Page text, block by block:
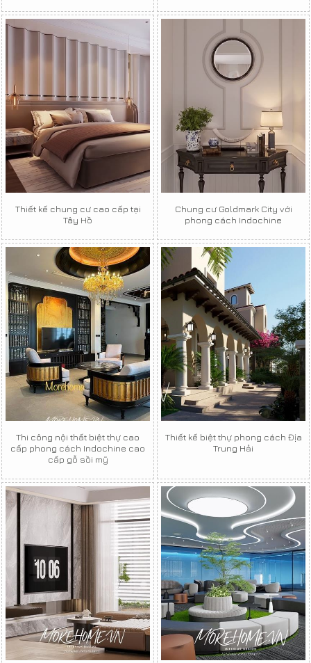
Thiết kế chung cư cao cấp tại
Tây Hồ
Chung cư Goldmark City với
phong cách Indochine
Thi công nội thất biệt thự cao
cấp phong cách Indochine cao
cấp gỗ sồi mỹ
Thiết kế biệt thự phong cách Địa
Trung Hải